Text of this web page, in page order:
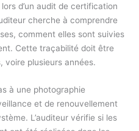
d’un audit de certification
cherche à comprendre
comment elles sont suivies
Cette traçabilité doit être
voire plusieurs années.
à une photographie
et de renouvellement
L’auditeur vérifie si les